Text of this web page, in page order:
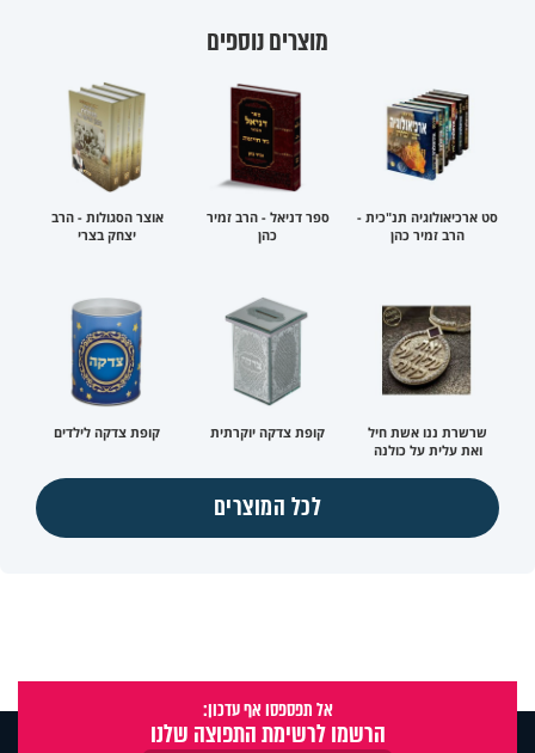
מוצרים נוספים
סט ארכיאולוגיה תנ"כית -
הרב זמיר כהן
ספר דניאל - הרב זמיר
כהן
אוצר הסגולות - הרב
יצחק בצרי
שרשרת ננו אשת חיל
ואת עלית על כולנה
קופת צדקה יוקרתית קופת צדקה לילדים
לכל המוצרים
אל תפספסו אף עדכון:
הרשמו לרשימת התפוצה שלנו